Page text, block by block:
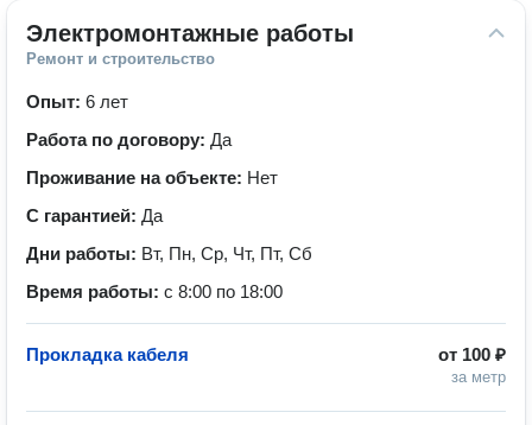
Электромонтажные работы
Ремонт и строительство
Опыт: 6 лет
Работа по договору: Да
Проживание на объекте: Нет
С гарантией: Да
Дни работы: Вт, Пн, Ср, Чт, Пт, Сб
Время работы: с 8:00 по 18:00
от 100 ₽
за метр
Прокладка кабеля